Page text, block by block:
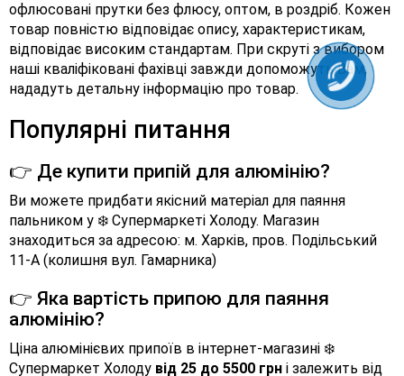
офлюсовані прутки без флюсу, оптом, в роздріб. Кожен
товар повністю відповідає опису, характеристикам,
відповідає високим стандартам. При скруті з вибором
наші кваліфіковані фахівці завжди допоможуть Вам,
нададуть детальну інформацію про товар.
Популярні питання
👉 Де купити припій для алюмінію?
Ви можете придбати якісний матеріал для паяння
пальником у ❄️ Супермаркеті Холоду. Магазин
знаходиться за адресою: м. Харків, пров. Подільський
11-А (колишня вул. Гамарника)
👉 Яка вартість припою для паяння
алюмінію?
Ціна алюмінієвих припоїв в інтернет-магазині ❄️
Супермаркет Холоду від 25 до 5500 грн і залежить від